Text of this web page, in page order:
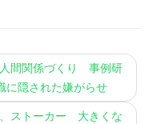
間関係づくり 事例研
隠された嫌がらせ
ストーカー 大きくな